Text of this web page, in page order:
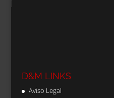
D&M LINKS
Aviso Legal